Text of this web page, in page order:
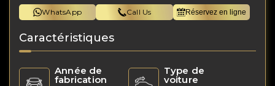
WhatsApp Call Us Réservez en ligne
Caractéristiques
Année de
fabrication
Type de
voiture